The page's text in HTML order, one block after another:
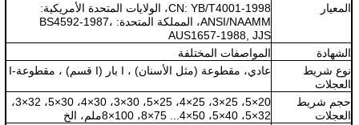
المعيار
CN: YB/T4001-1998، الولايات المتحدة الأمريكية:
ANSI/NAAMM، المملكة المتحدة: BS4592-1987،
AUS1657-1988, JJS
الشهادة
المواصفات المختلفة
نوع شريط
العجلات
عادي، مقطوعة (مثل الأسنان) ، I بار (I قسم) ، مقطوعة-I
حجم شريط
العجلات
20×5، 25×3، 25×4، 25×5، 30×3، 30×4، 30×5، 32×3،
32×5، 40×5، 50×4... 75×8، 100×8ملم، الخ